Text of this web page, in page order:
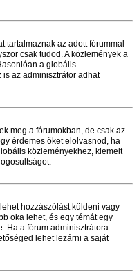
tartalmaznak az adott fórummal
csak tudod. A közlemények a
a globális
az adminisztrátor adhat
meg a fórumokban, de csak az
érdemes őket elolvasnod, ha
közleményekhez, kiemelt
hozzászólást küldeni vagy
oka lehet, és egy témát egy
Ha a fórum adminisztrátora
lehet lezárni a saját